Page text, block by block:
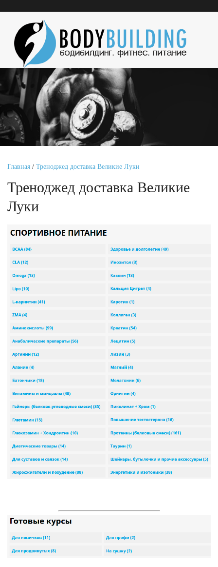
Главная / Треноджед доставка Великие Луки
Треноджед доставка Великие
Луки